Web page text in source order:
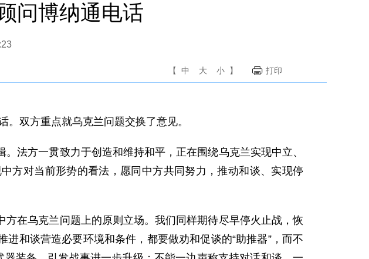
问博纳通电话
【 中 大 小 】 打印
双方重点就乌克兰问题交换了意见。
法方一贯致力于创造和维持和平，正在围绕乌克兰实现中立、
方对当前形势的看法，愿同中方共同努力，推动和谈、实现停
在乌克兰问题上的原则立场。我们同样期待尽早停火止战，恢
和谈营造必要环境和条件，都要做劝和促谈的“助推器”，而不